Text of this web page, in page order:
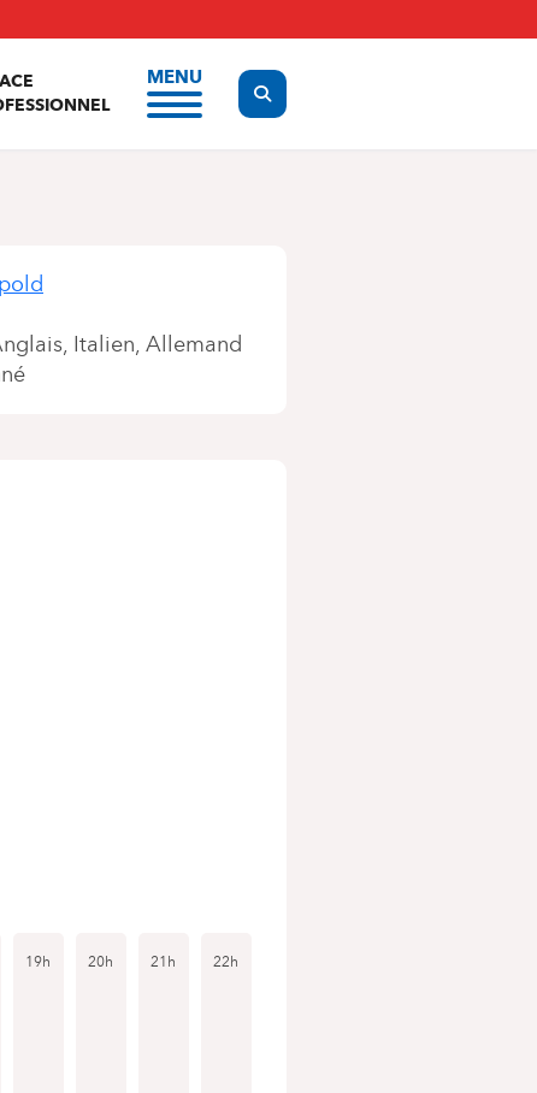
MENU
Display the search form
Italien Allemand
19h 20h 21h 22h